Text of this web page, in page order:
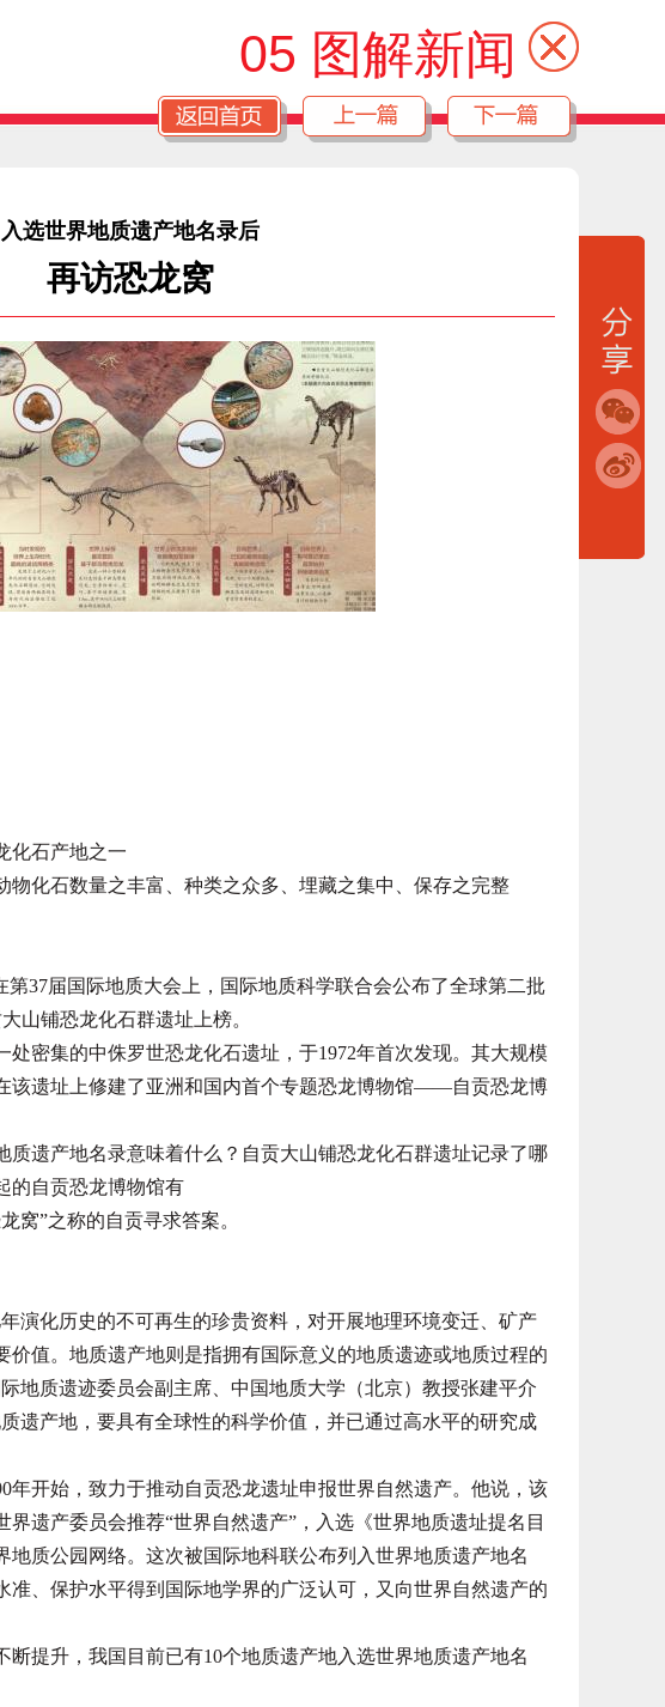
05 图解新闻
入选世界地质遗产地名录后
再访恐龙窝
化石产地之一
化石数量之丰富、种类之众多、埋藏之集中、保存之完整
37届国际地质大会上，国际地质科学联合会公布了全球第二批
山铺恐龙化石群遗址上榜。
密集的中侏罗世恐龙化石遗址，于1972年首次发现。其大规模
该遗址上修建了亚洲和国内首个专题恐龙博物馆——自贡恐龙博
遗产地名录意味着什么？自贡大山铺恐龙化石群遗址记录了哪
的自贡恐龙博物馆有
”之称的自贡寻求答案。
化历史的不可再生的珍贵资料，对开展地理环境变迁、矿产
价值。地质遗产地则是指拥有国际意义的地质遗迹或地质过程的
地质遗迹委员会副主席、中国地质大学（北京）教授张建平介
遗产地，要具有全球性的科学价值，并已通过高水平的研究成
开始，致力于推动自贡恐龙遗址申报世界自然遗产。他说，该
界遗产委员会推荐“世界自然遗产”，入选《世界地质遗址提名目
地质公园网络。这次被国际地科联公布列入世界地质遗产地名
准、保护水平得到国际地学界的广泛认可，又向世界自然遗产的
提升，我国目前已有10个地质遗产地入选世界地质遗产地名